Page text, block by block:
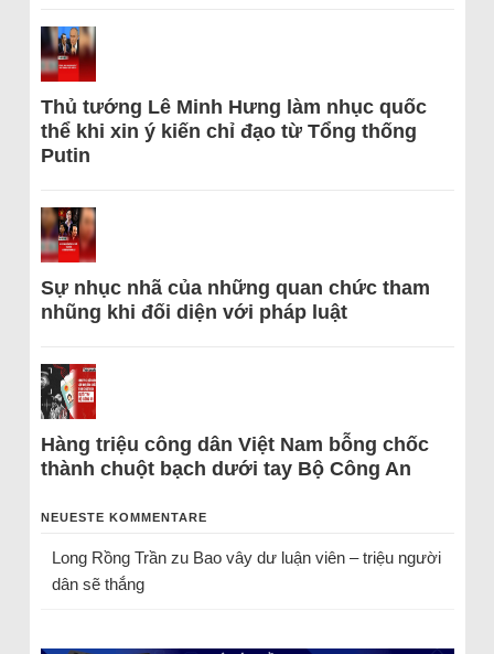
Thủ tướng Lê Minh Hưng làm nhục quốc
thể khi xin ý kiến chỉ đạo từ Tổng thống
Putin
Sự nhục nhã của những quan chức tham
nhũng khi đối diện với pháp luật
Hàng triệu công dân Việt Nam bỗng chốc
thành chuột bạch dưới tay Bộ Công An
NEUESTE KOMMENTARE
Long Rồng Trầnzu Bao vây dư luận viên – triệu người
dân sẽ thắng